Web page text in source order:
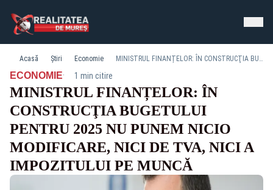
Acasă Știri Economie MINISTRUL FINANȚELOR: ÎN CONSTRUCŢIA BUGETULUI PENTRU 2025 NU PUNEM NICIO MODIFICARE, NICI DE TVA, NICI A IMPOZITULUI PE MUNCĂ
ECONOMIE· 1 min citire
MINISTRUL FINANȚELOR: ÎN
CONSTRUCŢIA BUGETULUI
PENTRU 2025 NU PUNEM NICIO
MODIFICARE, NICI DE TVA, NICI A
IMPOZITULUI PE MUNCĂ